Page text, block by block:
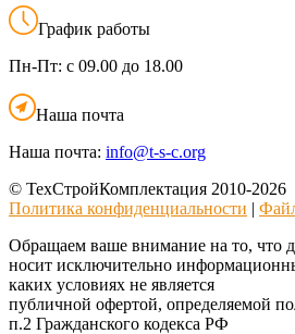
График работы
Пн-Пт: с 09.00 до 18.00
Наша почта
Наша почта: info@t-s-c.org
© ТехСтройКомплектация 2010-2026
Политика конфиденциальности |
Обращаем ваше внимание на то, что
носит исключительно
каких условиях не является
публичной офертой, определяемой
п.2 Гражданского кодекса РФ